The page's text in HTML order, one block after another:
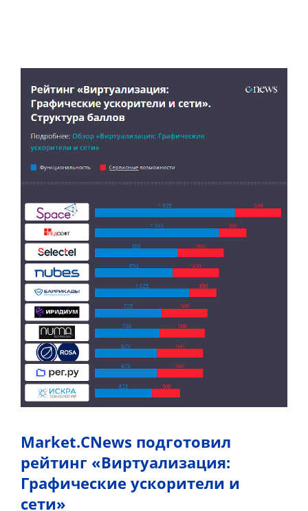
Market.CNews подготовил
рейтинг «Виртуализация:
Графические ускорители и
сети»